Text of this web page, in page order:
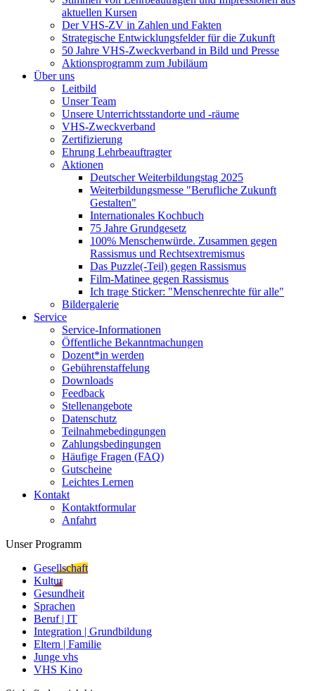
aktuellen Kursen
Der VHS-ZV in Zahlen und Fakten
Strategische Entwicklungsfelder für die Zukunft
50 Jahre VHS-Zweckverband in Bild und Presse
Aktionsprogramm zum Jubiläum
Über uns
Leitbild
Unser Team
Unsere Unterrichtsstandorte und -räume
VHS-Zweckverband
Zertifizierung
Ehrung Lehrbeauftragter
Aktionen
Deutscher Weiterbildungstag 2025
Weiterbildungsmesse "Berufliche Zukunft
Gestalten"
Internationales Kochbuch
75 Jahre Grundgesetz
100% Menschenwürde. Zusammen gegen
Rassismus und Rechtsextremismus
Das Puzzle(-Teil) gegen Rassismus
Film-Matinee gegen Rassismus
Ich trage Sticker: "Menschenrechte für alle"
Bildergalerie
Service
Service-Informationen
Öffentliche Bekanntmachungen
Dozent*in werden
Gebührenstaffelung
Downloads
Feedback
Stellenangebote
Datenschutz
Teilnahmebedingungen
Zahlungsbedingungen
Häufige Fragen (FAQ)
Gutscheine
Leichtes Lernen
Kontakt
Kontaktformular
Anfahrt
Unser Programm
Gesellschaft
Kultur
Gesundheit
Sprachen
Beruf | IT
Integration | Grundbildung
Eltern | Familie
Junge vhs
VHS Kino